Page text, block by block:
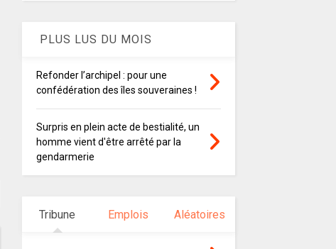
PLUS LUS DU MOIS
Refonder l’archipel : pour une
confédération des îles souveraines !
Surpris en plein acte de bestialité, un
homme vient d'être arrêté par la
gendarmerie
Tribune Emplois Aléatoires